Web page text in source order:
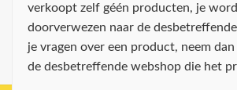
verkoopt zelf géén producten, je
doorverwezen naar de
je vragen over een product, neem
de desbetreffende webshop die het